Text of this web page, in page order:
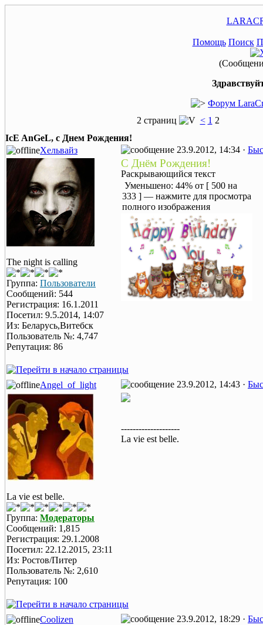
Помощь Поиск
Форум
2 страниц
< 1 2
IcE AnGeL, с Днем Рождения!
Хельвайз
23.9.2012, 14:34 ·
The night is calling
Группа: Пользователи
Сообщений: 544
Регистрация: 16.1.2011
Посетил: 9.5.2014, 14:07
Из: Беларусь,Витебск
Пользователь №: 4,747
Репутация: 86
С Днём Рождения!
Раскрывающийся текст
Уменьшено: 44% от [ 500 на
333 ] — нажмите для просмотра
полного изображения
Angel_of_light 23.9.2012, 14:43 ·
La vie est belle.
Группа: Модераторы
Сообщений: 1,815
Регистрация: 29.1.2008
Посетил: 22.12.2015, 23:11
Из: Ростов/Питер
Пользователь №: 2,610
Репутация: 100
--------------------
La vie est belle.
Coolizen 23.9.2012, 18:29 ·